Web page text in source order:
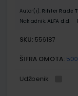
Autor(i): Rihter Rade
Nakladnik: ALFA d.d.
SKU: 556187
ŠIFRA OMOTA:
Udžbenik